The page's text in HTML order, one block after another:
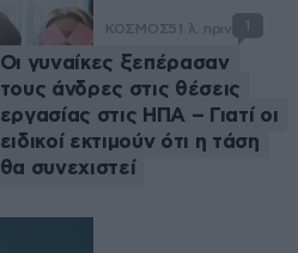
ΚΟΣΜΟΣ51 λ. πριν
Οι γυναίκες ξεπέρασαν
τους άνδρες στις θέσεις
εργασίας στις ΗΠΑ – Γιατί οι
ειδικοί εκτιμούν ότι η τάση
θα συνεχιστεί